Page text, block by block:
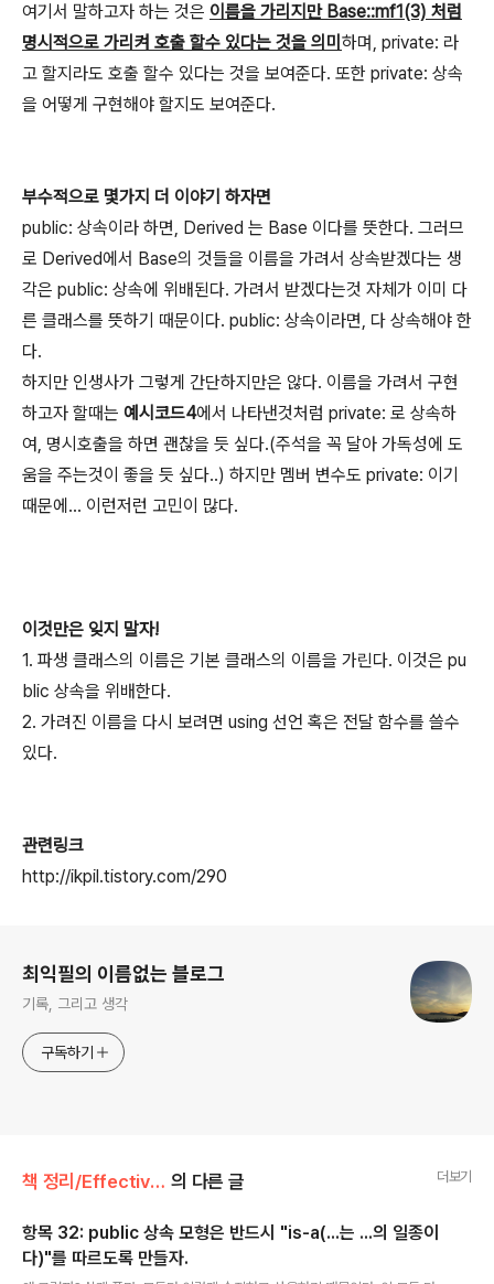
여기서 말하고자 하는 것은 이름을 가리지만 Base::mf1(3) 처럼
명시적으로 가리켜 호출 할수 있다는 것을 의미 하며, private: 라
고 할지라도 호출 할수 있다는 것을 보여준다. 또한 private: 상속
을 어떻게 구현해야 할지도 보여준다.
부수적으로 몇가지 더 이야기 하자면
public: 상속이라 하면, Derived 는 Base 이다를 뜻한다. 그러므
로 Derived에서 Base의 것들을 이름을 가려서 상속받겠다는 생
각은 public: 상속에 위배된다. 가려서 받겠다는것 자체가 이미 다
른 클래스를 뜻하기 때문이다. public: 상속이라면, 다 상속해야 한
다.
하지만 인생사가 그렇게 간단하지만은 않다. 이름을 가려서 구현
하고자 할때는 예시코드4에서 나타낸것처럼 private: 로 상속하
여, 명시호출을 하면 괜찮을 듯 싶다.(주석을 꼭 달아 가독성에 도
움을 주는것이 좋을 듯 싶다..) 하지만 멤버 변수도 private: 이기
때문에... 이런저런 고민이 많다.
이것만은 잊지 말자!
1. 파생 클래스의 이름은 기본 클래스의 이름을 가린다. 이것은 pu
blic 상속을 위배한다.
2. 가려진 이름을 다시 보려면 using 선언 혹은 전달 함수를 쓸수
있다.
관련링크
http://ikpil.tistory.com/290
최익필의 이름없는 블로그
기록, 그리고 생각
구독하기
책 정리/Effective C++ 3판 의 다른 글 더보기
항목 32: public 상속 모형은 반드시 "is-a(...는 ...의 일종이
다)"를 따르도록 만들자.